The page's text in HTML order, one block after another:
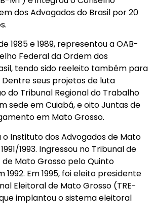
dos Advogados do Brasil por 20
1985 e 1989, representou a OAB-
Federal da Ordem dos
tendo sido reeleito também para
Dentre seus projetos de luta
do Tribunal Regional do Trabalho
sede em Cuiabá, e oito Juntas de
em Mato Grosso.
Instituto dos Advogados de Mato
1993. Ingressou no Tribunal de
Mato Grosso pelo Quinto
1992. Em 1995, foi eleito presidente
Eleitoral de Mato Grosso (TRE-
implantou o sistema eleitoral